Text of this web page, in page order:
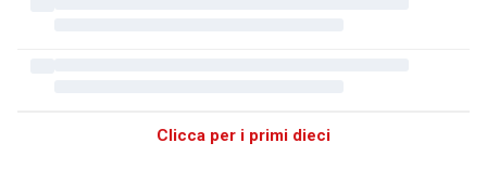
Clicca per i primi dieci